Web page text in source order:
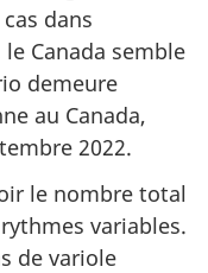
dans
Canada semble
demeure
au Canada,
2022.
le nombre total
variables.
de variole